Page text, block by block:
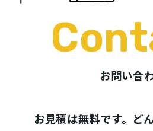
お問い合
お見積は無料です。ど